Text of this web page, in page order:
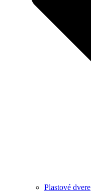
Plastové dvere